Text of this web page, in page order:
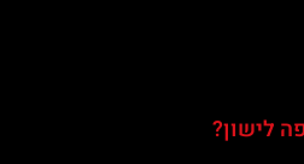
לישון?